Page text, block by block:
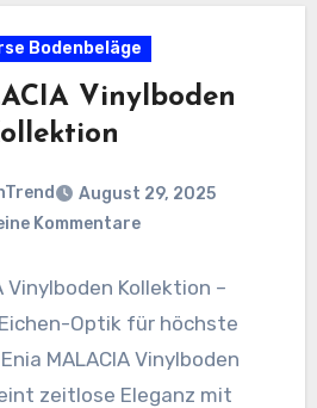
Bodenbeläge
Vinylboden
August 29, 2025
Kommentare
Vinylboden Kollektion –
Optik für höchste
MALACIA Vinylboden
zeitlose Eleganz mit